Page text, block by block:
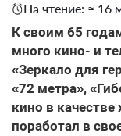
На чтение: ≈ 16
К своим 65
много кино- и
«Зеркало для
«72 метра»,
кино в
поработал в